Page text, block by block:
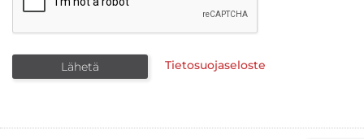
Tietosuojaseloste